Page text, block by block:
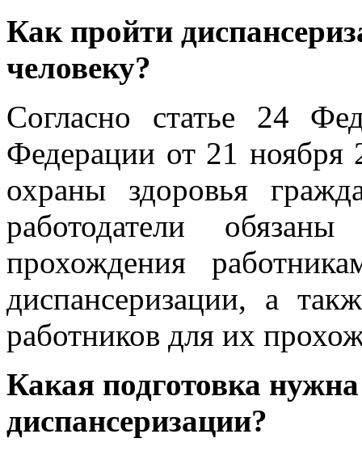
Как пройти
человеку?
Согласно статье 24
Федерации от 21
охраны здоровья
работодатели
прохождения
диспансеризации, а
работников для их
Какая подготовка
диспансеризации?